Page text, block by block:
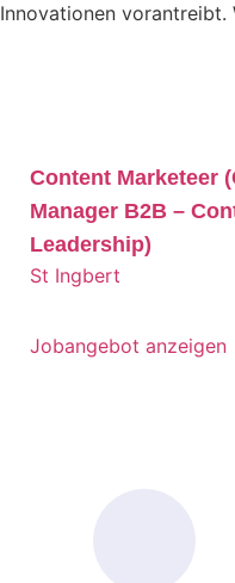
Innovationen vorantreibt.
Content Marketeer
Manager B2B –
Leadership)
St Ingbert
Jobangebot anzeigen